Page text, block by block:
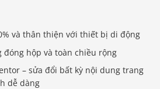
và thân thiện với thiết bị di động
đóng hộp và toàn chiều rộng
– sửa đổi bất kỳ nội dung trang
dễ dàng